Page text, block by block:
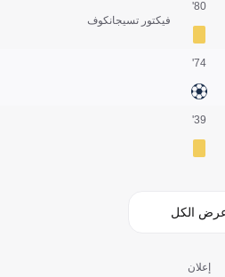
فيكتور تسيجانكوف
80'
74'
39'
الكل
إعلان